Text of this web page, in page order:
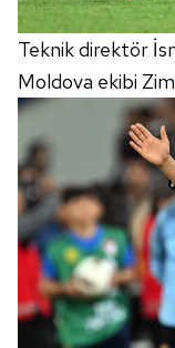
Teknik direktör
Moldova ekibi